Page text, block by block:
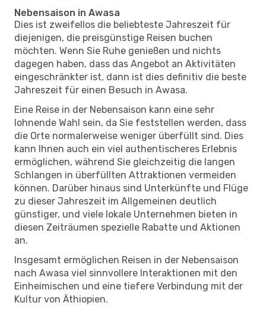
Nebensaison in Awasa
Dies ist zweifellos die beliebteste Jahreszeit für
diejenigen, die preisgünstige Reisen buchen
möchten. Wenn Sie Ruhe genießen und nichts
dagegen haben, dass das Angebot an Aktivitäten
eingeschränkter ist, dann ist dies definitiv die beste
Jahreszeit für einen Besuch in Awasa.
Eine Reise in der Nebensaison kann eine sehr
lohnende Wahl sein, da Sie feststellen werden, dass
die Orte normalerweise weniger überfüllt sind. Dies
kann Ihnen auch ein viel authentischeres Erlebnis
ermöglichen, während Sie gleichzeitig die langen
Schlangen in überfüllten Attraktionen vermeiden
können. Darüber hinaus sind Unterkünfte und Flüge
zu dieser Jahreszeit im Allgemeinen deutlich
günstiger, und viele lokale Unternehmen bieten in
diesen Zeiträumen spezielle Rabatte und Aktionen
an.
Insgesamt ermöglichen Reisen in der Nebensaison
nach Awasa viel sinnvollere Interaktionen mit den
Einheimischen und eine tiefere Verbindung mit der
Kultur von Äthiopien.